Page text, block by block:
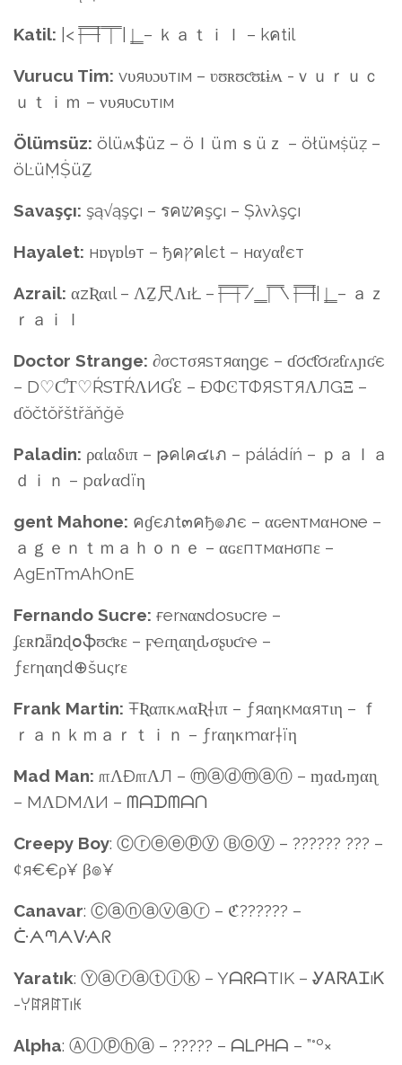
Katil: |< |̶̿ ̶̿ ̶̿ ̶̿| ̿ ̿|̿ ̿ | |͇ ͇ – ｋａｔｉｌ – kคtil
Vurucu Tim: vυяυɔυтıм – ʋʊʀʊƈʊȶɨʍ -ｖｕｒｕｃ
ｕｔｉｍ – νυяυcυтıм
Ölümsüz: ölüʍ$üz – öｌüｍｓüｚ – öłüмṩüẓ –
öĿüṂṨüẔ
Savaşçı: şą√ąşçı – รคשคşçı – Șλνλşçı
Hayalet: нɒγɒlɘт – ђคץคlєt – нαуαℓєт
Azrail: αzƦαιl – ΛẔ尺ΛɪŁ – |̶̿ ̶̿ ̶̿ ̶̿|̿ ̿/ ͇ ͇ |̿ ̿ ̿\ |̶̿ ̶̿ ̶̿ ̶̿|| |͇ ͇ – ａｚ
ｒａｉｌ
Doctor Strange: ∂σcтσяѕтяαηgє – ɗơƈƭơɾƨƭɾʌɲʛє
– D♡ƇƬ♡ŔSƬŔΛИƓƐ – ÐФϾТФЯSТЯΛЛGΞ –
ɗŏčtŏřštřăňğĕ
Paladin: ραlαδιπ – թคlค๔เภ – páládíń – ｐａｌａ
ｄｉｎ – pαﾚαdïη
gent Mahone: คɠєภt๓คђ๏ภє – αɢeɴтмαнoɴe –
ａｇｅｎｔｍａｈｏｎｅ – αɢεптмαнσпε –
AgEnTmAhOnE
Fernando Sucre: ғerɴαɴdoѕυcre –
ʄɛʀռǟռɖօֆʊƈʀɛ – ϝҽɾɳαɳԃσʂυƈɾҽ –
ƒεrηαηd⊕šuςrε
Frank Martin: ŦƦαπκʍαƦ†ιπ – ƒяαηкмαятιη – ｆ
ｒａｎｋｍａｒｔｉｎ – ƒrαηκmαr†ïη
Mad Man: ௱ΛÐ௱ΛЛ – ⓜⓐⓓⓜⓐⓝ – ɱαԃɱαɳ
– MΛDMΛИ – ᗰᗩᗪᗰᗩᑎ
Creepy Boy: Ⓒⓡⓔⓔⓟⓨ Ⓑⓞⓨ – ?????? ??? –
ȼя€€ρ¥ β๏¥
Canavar: Ⓒⓐⓝⓐⓥⓐⓡ – ℭ?????? –
ᑤᗅᘉᗅᐻᗅᖇ
Yaratık: Ⓨⓐⓡⓐⓣⓘⓚ – YᗩᖇᗩTIK – ᎽᎪᏒᎪᏆıᏦ
-ꌩꍏꋪꍏ꓄ıꀘ
Alpha: Ⓐⓛⓟⓗⓐ – ????? – ᗩᒪᑭᕼᗩ – ”°º×